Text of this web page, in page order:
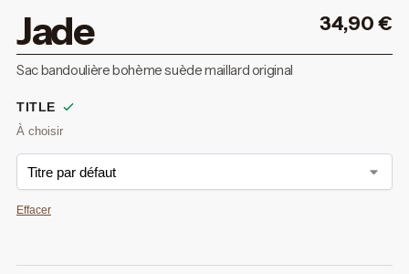
Jade 34,90€
Sac bandoulière bohème suède maillard original
TITLE
Effacer